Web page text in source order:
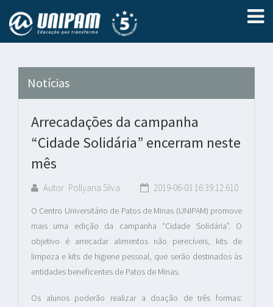
Notícias
Arrecadações da campanha
“Cidade Solidária” encerram neste
mês
Autor: Pollyana Silva 2019-06-03 16:39:12.610
O Centro Universitário de Patos de Minas (UNIPAM) promove
mais uma edição da campanha “Cidade Solidária”. O
objetivo é arrecadar alimentos não perecíveis, kits de
limpeza e kits de higiene pessoal, que serão destinados às
entidades beneficentes de Patos de Minas.
Os alunos poderão realizar a doação de três formas: